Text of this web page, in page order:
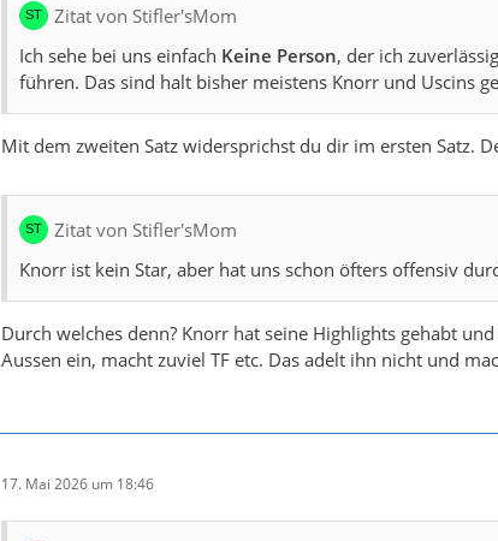
Zitat von Stifler'sMom
Ich sehe bei uns einfach Keine Person, der ich
führen. Das sind halt bisher meistens Knorr und Uscins
Mit dem zweiten Satz widersprichst du dir im ersten Satz.
Zitat von Stifler'sMom
Knorr ist kein Star, aber hat uns schon öfters offensiv
Durch welches denn? Knorr hat seine Highlights gehabt
Aussen ein, macht zuviel TF etc. Das adelt ihn nicht und
17. Mai 2026 um 18:46